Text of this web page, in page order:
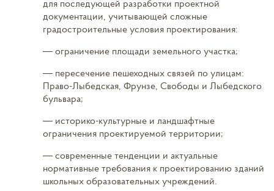
для последующей разработки проектной
документации, учитывающей сложные
градостроительные условия проектирования:
— ограничение площади земельного участка;
— пересечение пешеходных связей по улицам:
Право-Лыбедская, Фрунзе, Свободы и Лыбедского
бульвара;
— историко-культурные и ландшафтные
ограничения проектируемой территории;
— современные тенденции и актуальные
нормативные требования к проектированию зданий
школьных образовательных учреждений.